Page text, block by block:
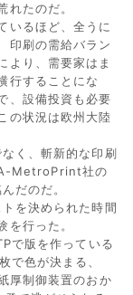
れたのだ。
いるほど、全うに
印刷の需給バラン
より、需要家はま
行することにな
、設備投資も必要
の状況は欧州大陸
く、斬新的な印刷
MetroPrint社の
だのだ。
を決められた時間
を行った。
で版を作っている
で色が決まる、
厚制御装置のおか